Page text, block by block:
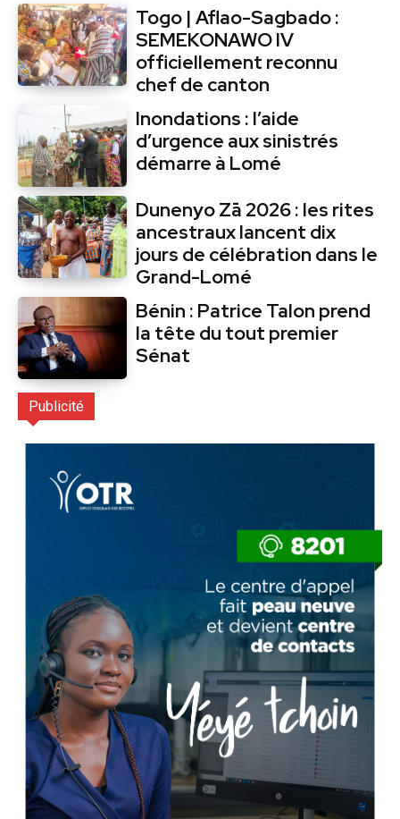
Togo | Aflao-Sagbado :
SEMEKONAWO IV
officiellement reconnu
chef de canton
Inondations : l’aide
d’urgence aux sinistrés
démarre à Lomé
Dunenyo Zā 2026 : les rites
ancestraux lancent dix
jours de célébration dans le
Grand-Lomé
Bénin : Patrice Talon prend
la tête du tout premier
Sénat
Publicité